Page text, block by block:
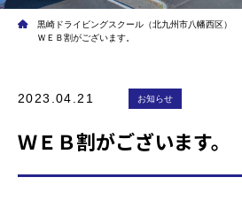
教習案内
施設案内
無料送迎バス
黒崎ドライビングスクール（北九州市八幡西区）
ＷＥＢ割がございます。
2023.04.21 お知らせ
ＷＥＢ割がございます。